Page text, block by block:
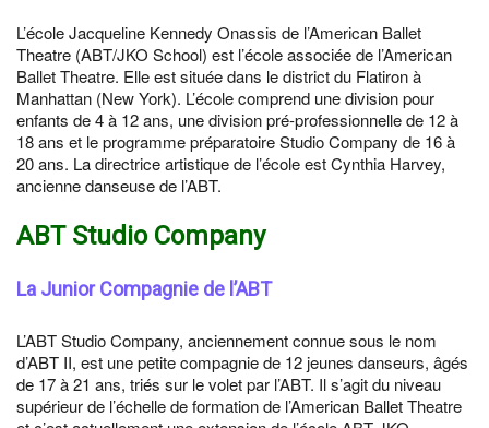
L’école Jacqueline Kennedy Onassis de l’American Ballet
Theatre (ABT/JKO School) est l’école associée de l’American
Ballet Theatre. Elle est située dans le district du Flatiron à
Manhattan (New York). L’école comprend une division pour
enfants de 4 à 12 ans, une division pré-professionnelle de 12 à
18 ans et le programme préparatoire Studio Company de 16 à
20 ans. La directrice artistique de l’école est Cynthia Harvey,
ancienne danseuse de l’ABT.
ABT Studio Company
La Junior Compagnie de l’ABT
L’ABT Studio Company, anciennement connue sous le nom
d’ABT II, est une petite compagnie de 12 jeunes danseurs, âgés
de 17 à 21 ans, triés sur le volet par l’ABT. Il s’agit du niveau
supérieur de l’échelle de formation de l’American Ballet Theatre